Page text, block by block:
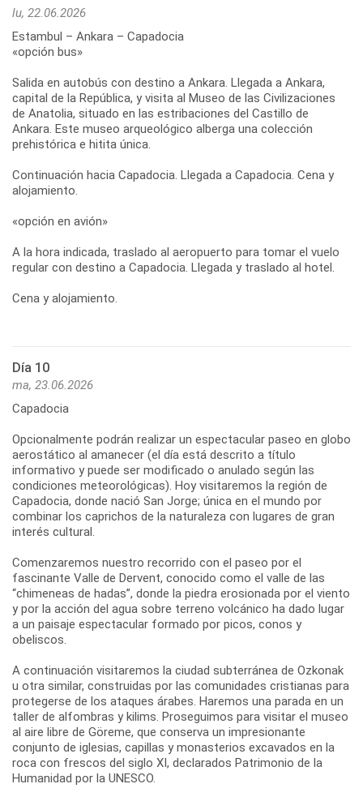
lu, 22.06.2026
Estambul – Ankara – Capadocia
«opción bus»
Salida en autobús con destino a Ankara. Llegada a Ankara,
capital de la República, y visita al Museo de las Civilizaciones
de Anatolia, situado en las estribaciones del Castillo de
Ankara. Este museo arqueológico alberga una colección
prehistórica e hitita única.
Continuación hacia Capadocia. Llegada a Capadocia. Cena y
alojamiento.
«opción en avión»
A la hora indicada, traslado al aeropuerto para tomar el vuelo
regular con destino a Capadocia. Llegada y traslado al hotel.
Cena y alojamiento.
Día 10
ma, 23.06.2026
Capadocia
Opcionalmente podrán realizar un espectacular paseo en globo
aerostático al amanecer (el día está descrito a título
informativo y puede ser modificado o anulado según las
condiciones meteorológicas). Hoy visitaremos la región de
Capadocia, donde nació San Jorge; única en el mundo por
combinar los caprichos de la naturaleza con lugares de gran
interés cultural.
Comenzaremos nuestro recorrido con el paseo por el
fascinante Valle de Dervent, conocido como el valle de las
“chimeneas de hadas”, donde la piedra erosionada por el viento
y por la acción del agua sobre terreno volcánico ha dado lugar
a un paisaje espectacular formado por picos, conos y
obeliscos.
A continuación visitaremos la ciudad subterránea de Ozkonak
u otra similar, construidas por las comunidades cristianas para
protegerse de los ataques árabes. Haremos una parada en un
taller de alfombras y kilims. Proseguimos para visitar el museo
al aire libre de Göreme, que conserva un impresionante
conjunto de iglesias, capillas y monasterios excavados en la
roca con frescos del siglo XI, declarados Patrimonio de la
Humanidad por la UNESCO.